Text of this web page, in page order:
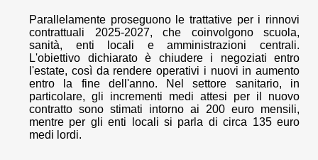
Parallelamente proseguono le trattative per i rinnovi
contrattuali 2025-2027, che coinvolgono scuola,
sanità, enti locali e amministrazioni centrali.
L'obiettivo dichiarato è chiudere i negoziati entro
l'estate, così da rendere operativi i nuovi in aumento
entro la fine dell'anno. Nel settore sanitario, in
particolare, gli incrementi medi attesi per il nuovo
contratto sono stimati intorno ai 200 euro mensili,
mentre per gli enti locali si parla di circa 135 euro
medi lordi.